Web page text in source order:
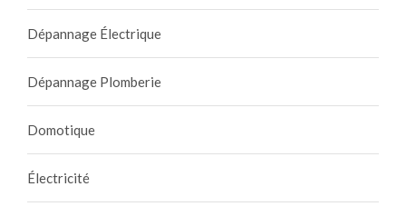
Dépannage Électrique
Dépannage Plomberie
Domotique
Électricité